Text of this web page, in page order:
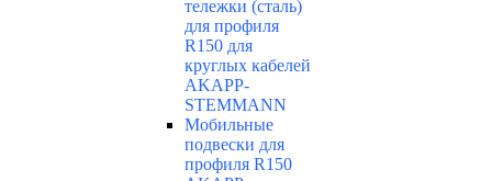
тележки (сталь)
для профиля
R150 для
круглых кабелей
AKAPP-
STEMMANN
Мобильные
подвески для
профиля R150